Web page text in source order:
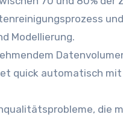
Modellierung.
quick automatisch
die